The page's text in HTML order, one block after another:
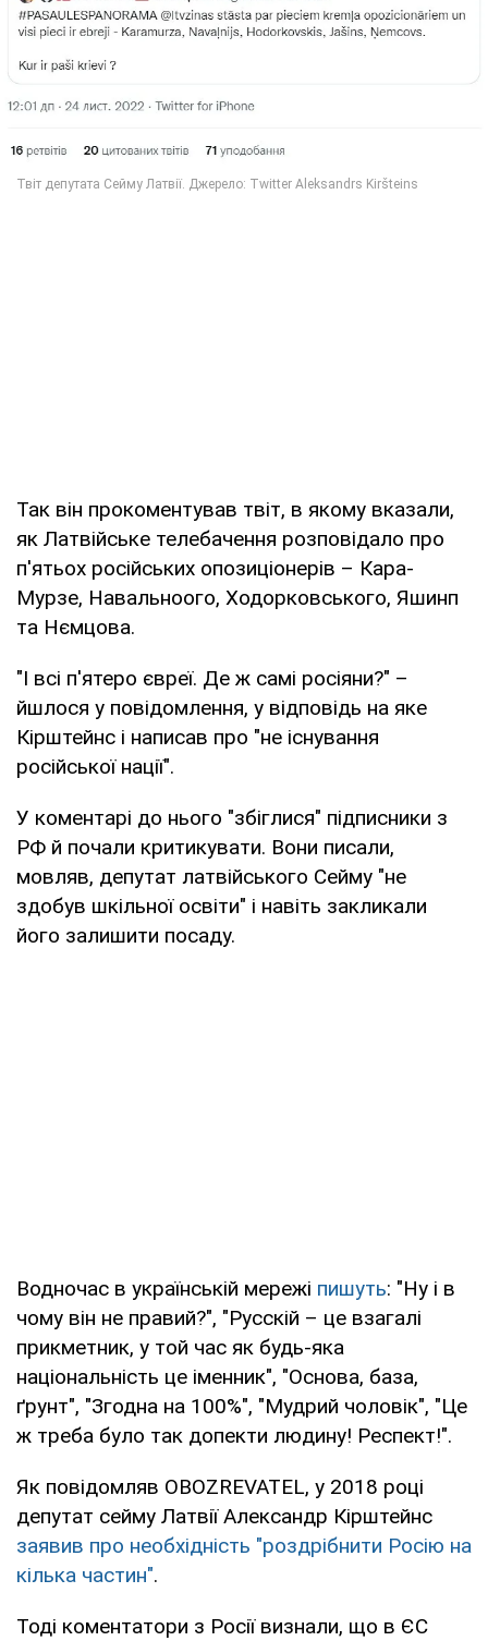
Так він прокоментував твіт, в якому вказали,
як Латвійське телебачення розповідало про
п'ятьох російських опозиціонерів – Кара-
Мурзе, Навальноого, Ходорковського, Яшинп
та Нємцова.
"І всі п'ятеро євреї. Де ж самі росіяни?" –
йшлося у повідомлення, у відповідь на яке
Кірштейнс і написав про "не існування
російської нації".
У коментарі до нього "збіглися" підписники з
РФ й почали критикувати. Вони писали,
мовляв, депутат латвійського Сейму "не
здобув шкільної освіти" і навіть закликали
його залишити посаду.
Водночас в українській мережі пишуть: "Ну і в
чому він не правий?", "Русскій – це взагалі
прикметник, у той час як будь-яка
національність це іменник", "Основа, база,
ґрунт", "Згодна на 100%", "Мудрий чоловік", "Це
ж треба було так допекти людину! Респект!".
Як повідомляв OBOZREVATEL, у 2018 році
депутат сейму Латвії Александр Кірштейнс
заявив про необхідність "роздрібнити Росію на
кілька частин".
Тоді коментатори з Росії визнали, що в ЄС